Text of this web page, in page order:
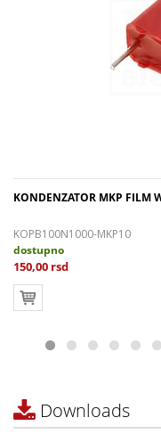
KONDENZATOR MKP FILM
KOPB100N1000-MKP10
dostupno
150,00 rsd
Downloads